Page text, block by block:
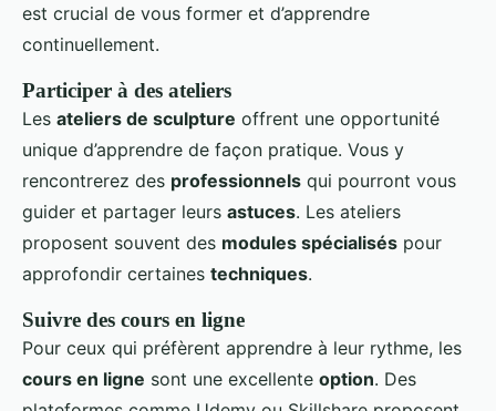
est crucial de vous former et d’apprendre
continuellement.
Participer à des ateliers
Les ateliers de sculpture offrent une opportunité
unique d’apprendre de façon pratique. Vous y
rencontrerez des professionnels qui pourront vous
guider et partager leurs astuces. Les ateliers
proposent souvent des modules spécialisés pour
approfondir certaines techniques.
Suivre des cours en ligne
Pour ceux qui préfèrent apprendre à leur rythme, les
cours en ligne sont une excellente option. Des